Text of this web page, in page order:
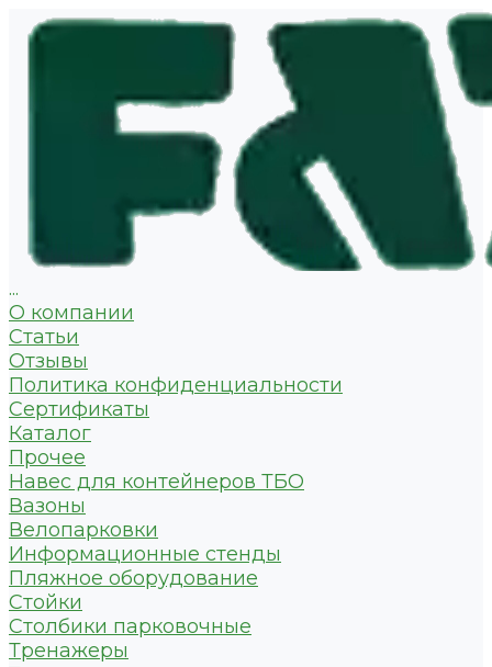
...
О компании
Статьи
Отзывы
Политика конфиденциальности
Сертификаты
Каталог
Прочее
Навес для контейнеров ТБО
Вазоны
Велопарковки
Информационные стенды
Пляжное оборудование
Стойки
Столбики парковочные
Тренажеры